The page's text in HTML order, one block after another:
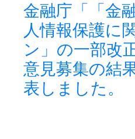
金融庁「「金
人情報保護に
ン」の一部改
意見募集の結
表しました。